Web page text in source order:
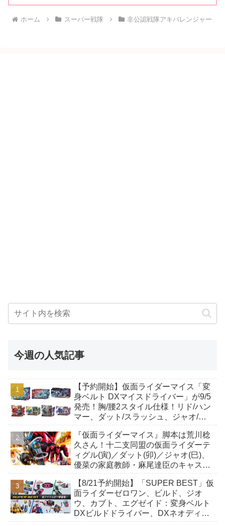
ホーム スーパー戦隊 非公認戦隊アキバレンジャー
今週の人気記事
【予約開始】仮面ライダーマイス「変
身ベルト DXマイスドライバー」が9/5
発売！胸/腰2スタイル仕様！リド/ハン
マー、ダット/スラッシュ、ジャオ/バ
も！
『仮面ライダーマイス』脚本は荒川稔
久さん！十二支同盟の仮面ライダーテ
ィグル(寅)／ダット(卯)／ジャオ(巳)、
優菜の家庭教師・麻尾達臣のキャスト
んも変身！
【8/21予約開始】「SUPER BEST」仮
面ライダーゼロワン、ビルド、ジオ
ウ、カブト、エグゼイド：変身ベルト
DXビルドドライバー、DXネオディケ